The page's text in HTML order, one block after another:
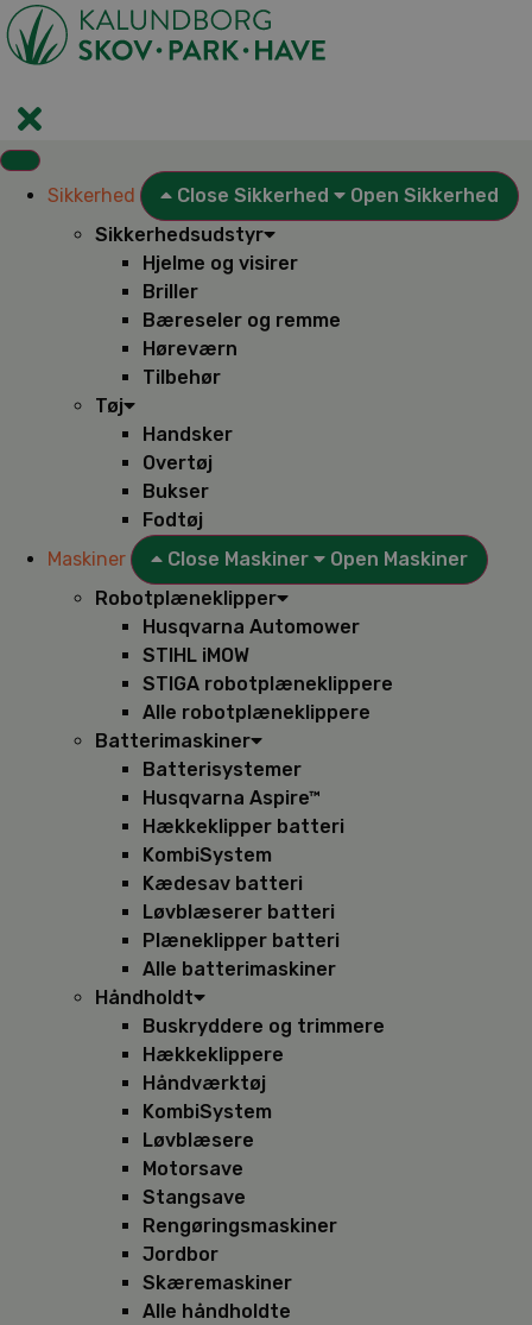
Videre
til
indhold
Sikkerhed Close Sikkerhed
Open Sikkerhed
Sikkerhedsudstyr
Hjelme og visirer
Briller
Bæreseler og remme
Høreværn
Tilbehør
Tøj
Handsker
Overtøj
Bukser
Fodtøj
Maskiner
Close Maskiner
Open Maskiner
Robotplæneklipper
Husqvarna Automower
STIHL iMOW
STIGA robotplæneklippere
Alle robotplæneklippere
Batterimaskiner
Batterisystemer
Husqvarna Aspire™
Hækkeklipper batteri
KombiSystem
Kædesav batteri
Løvblæserer batteri
Plæneklipper batteri
Alle batterimaskiner
Håndholdt
Buskryddere og trimmere
Hækkeklippere
Håndværktøj
KombiSystem
Løvblæsere
Motorsave
Stangsave
Rengøringsmaskiner
Jordbor
Skæremaskiner
Alle håndholdte